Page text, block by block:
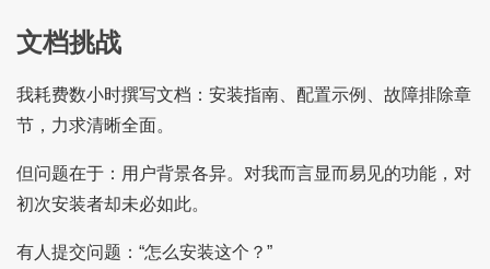
文档挑战
我耗费数小时撰写文档：安装指南、配置示例、故障排除章
节，力求清晰全面。
但问题在于：用户背景各异。对我而言显而易见的功能，对
初次安装者却未必如此。
有人提交问题：“怎么安装这个？”